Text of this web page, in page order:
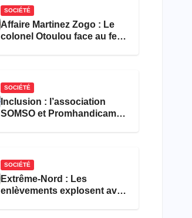
SOCIÉTÉ
Affaire Martinez Zogo : Le
colonel Otoulou face au feu
SOCIÉTÉ
Inclusion : l’association
SOMSO et Promhandicam
SOCIÉTÉ
Extrême-Nord : Les
enlèvements explosent avec